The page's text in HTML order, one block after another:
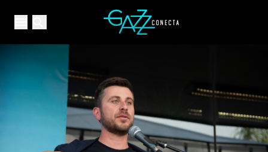
Open main menuYour Company